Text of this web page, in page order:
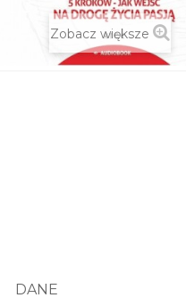
Zobacz większe
DANE